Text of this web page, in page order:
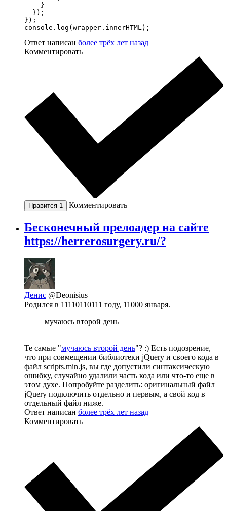
    }
  });
});
console.log(wrapper.innerHTML);
Ответ написан более трёх лет назад
Комментировать
Нравится 1 Комментировать
Бесконечный прелоадер на сайте
https://herrerosurgery.ru/?
Денис @Deonisius
Родился в 11110110111 году, 11000 января.
мучаюсь второй день
Те самые "мучаюсь второй день"? :) Есть подозрение,
что при совмещении библиотеки jQuery и своего кода в
файл scripts.min.js, вы где допустили синтаксическую
ошибку, случайно удалили часть кода или что-то еще в
этом духе. Попробуйте разделить: оригинальный файл
jQuery подключить отдельно и первым, а свой код в
отдельный файл ниже.
Ответ написан более трёх лет назад
Комментировать